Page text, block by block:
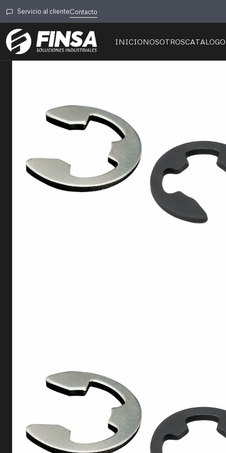
INICIONOSOTROSCATALOGO
Servicio al clienteContacto